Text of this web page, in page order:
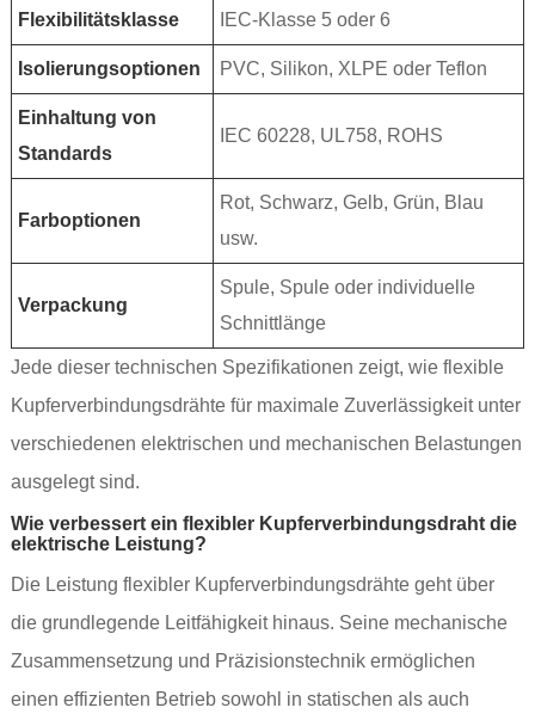
Flexibilitätsklasse IEC-Klasse 5 oder 6
Isolierungsoptionen PVC, Silikon, XLPE oder Teflon
Einhaltung von
Standards
IEC 60228, UL758, ROHS
Farboptionen
Rot, Schwarz, Gelb, Grün, Blau
usw.
Verpackung
Spule, Spule oder individuelle
Schnittlänge
Jede dieser technischen Spezifikationen zeigt, wie flexible
Kupferverbindungsdrähte für maximale Zuverlässigkeit unter
verschiedenen elektrischen und mechanischen Belastungen
ausgelegt sind.
Wie verbessert ein flexibler Kupferverbindungsdraht die
elektrische Leistung?
Die Leistung flexibler Kupferverbindungsdrähte geht über
die grundlegende Leitfähigkeit hinaus. Seine mechanische
Zusammensetzung und Präzisionstechnik ermöglichen
einen effizienten Betrieb sowohl in statischen als auch